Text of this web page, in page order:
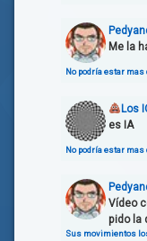
Me la
No podría estar mas
Los
es IA
No podría estar mas
Vídeo
pido la
Sus movimientos